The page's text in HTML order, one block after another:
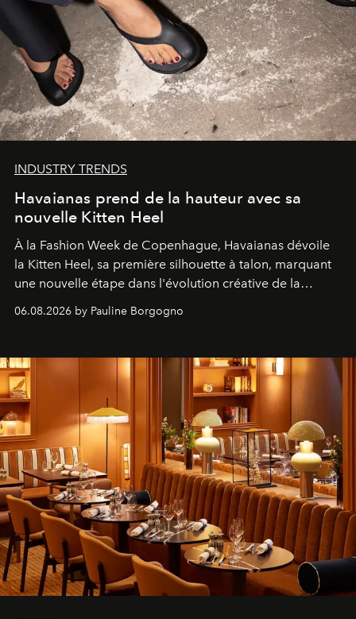
INDUSTRY TRENDS
Havaianas prend de la hauteur avec sa
nouvelle Kitten Heel
À la Fashion Week de Copenhague, Havaianas dévoile
la Kitten Heel, sa première silhouette à talon, marquant
une nouvelle étape dans l'évolution créative de la
06.08.2026 by Pauline Borgogno